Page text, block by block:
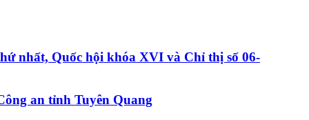
nhất, Quốc hội khóa XVI và Chỉ thị số 06-
an tỉnh Tuyên Quang